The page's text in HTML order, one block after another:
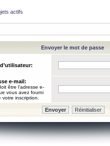
actifs
Envoyer le mot de passe
e-mail:
être l’adresse e-
vous avez fourni
votre inscription.